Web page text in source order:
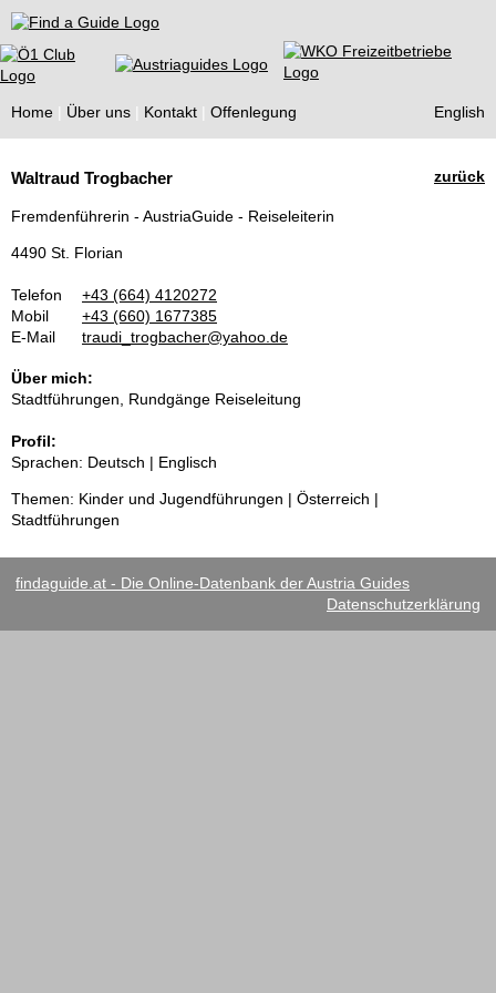
Find a Guide
Home Über uns Kontakt Offenlegung English
Guides
zurück
Waltraud Trogbacher
Fremdenführerin - AustriaGuide - Reiseleiterin
4490 St. Florian
Telefon
+43 (664) 4120272
Mobil
+43 (660) 1677385
E-Mail
traudi_trogbacher@yahoo.de
Über mich:
Stadtführungen, Rundgänge Reiseleitung
Profil:
Sprachen: Deutsch | Englisch
Themen: Kinder und Jugendführungen | Österreich |
Stadtführungen
findaguide.at - Die Online-Datenbank der Austria Guides
Datenschutzerklärung